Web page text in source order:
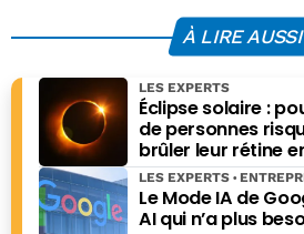
À LIRE AUSSI
Éclipse solaire :
de personnes
brûler leur rétine
faire
LES EXPERTS
Le Mode IA de
AI qui n’a plus
LES EXPERTS